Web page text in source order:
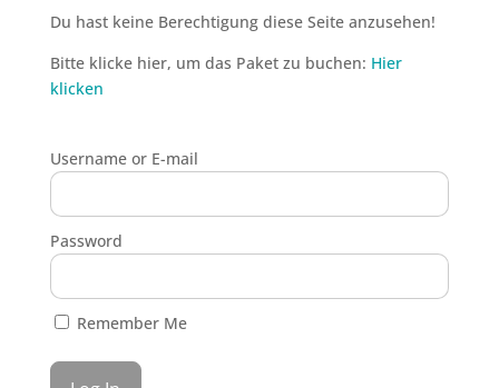
Du hast keine Berechtigung diese Seite anzusehen!
Bitte klicke hier, um das Paket zu buchen: Hier
klicken
Username or E-mail
Password
Remember Me